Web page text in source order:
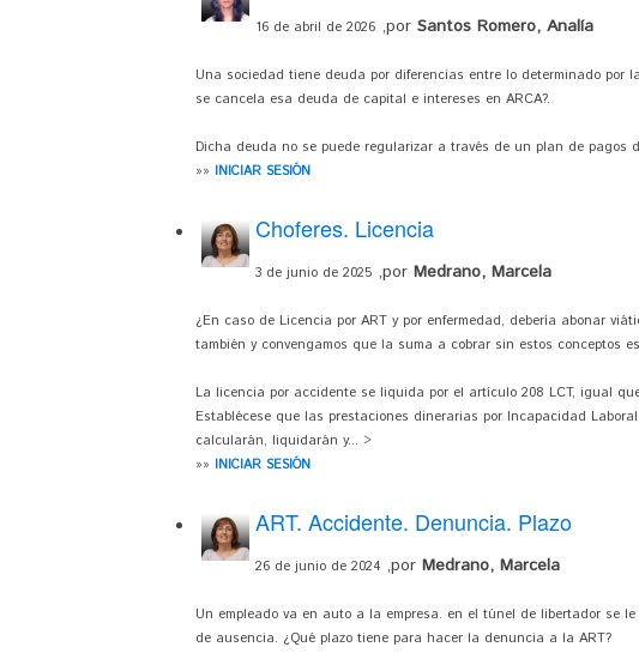
16 de abril de 2026 ,por Santos Romero, Analía
Una sociedad tiene deuda por diferencias entre lo determinado por
se cancela esa deuda de capital e intereses en ARCA?.
Dicha deuda no se puede regularizar a través de un plan de
»» INICIAR SESIÓN
Choferes. Licencia
3 de junio de 2025 ,por Medrano, Marcela
¿En caso de Licencia por ART y por enfermedad, debería abonar
también y convengamos que la suma a cobrar sin estos conceptos
La licencia por accidente se liquida por el artículo 208 LCT, igual
Establécese que las prestaciones dinerarias por Incapacidad
calcularán, liquidarán y... >
»» INICIAR SESIÓN
ART. Accidente. Denuncia. Plazo
26 de junio de 2024 ,por Medrano, Marcela
Un empleado va en auto a la empresa. en el túnel de libertador se
de ausencia. ¿Qué plazo tiene para hacer la denuncia a la ART?